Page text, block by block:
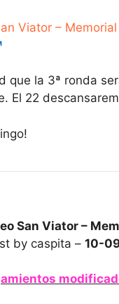
Viator –
que la 3ª ronda
El 22
San Viator –
by caspita – 10-